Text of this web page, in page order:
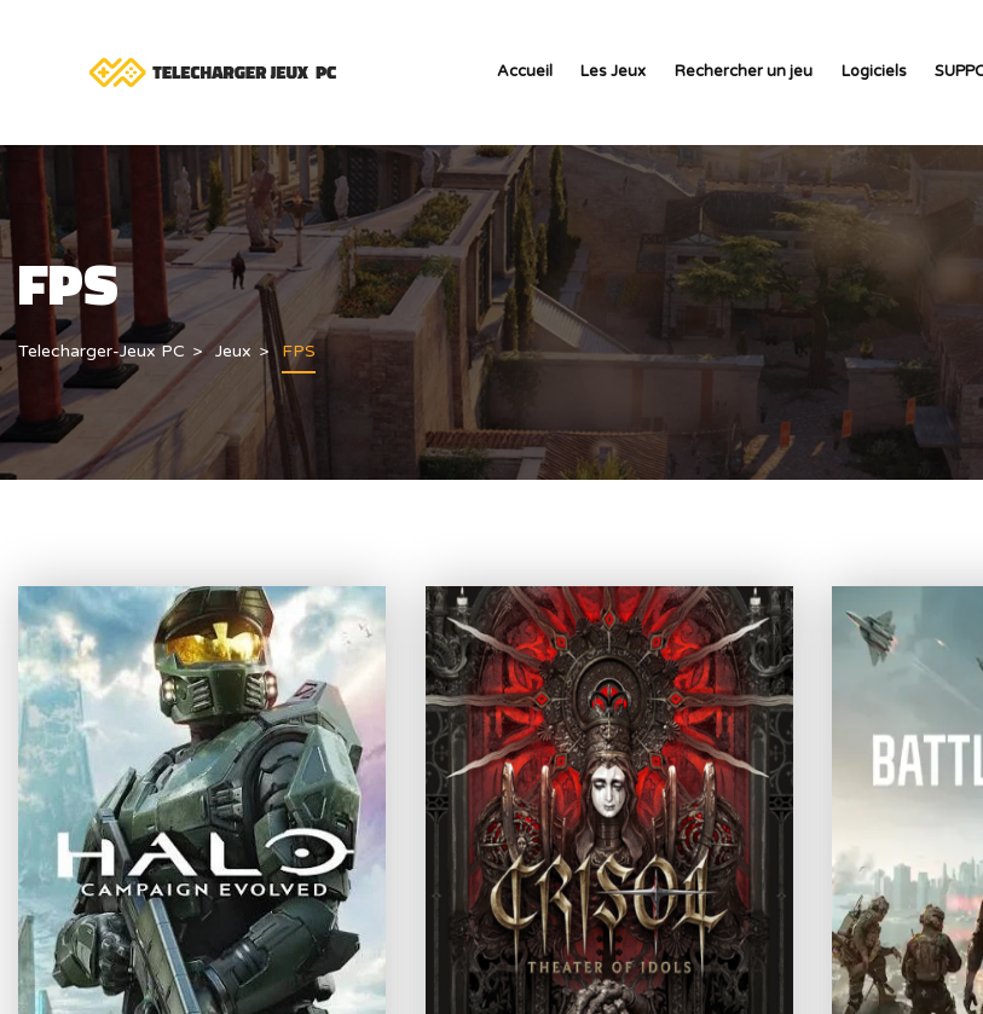
Accueil Les Jeux Rechercher un jeu Logiciels
FPS
Telecharger-Jeux PC Jeux FPS